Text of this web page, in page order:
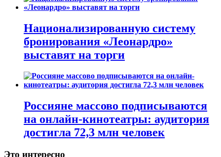
Национализированную систему
бронирования «Леонардро»
выставят на торги
Россияне массово подписываются
на онлайн-кинотеатры: аудитория
достигла 72,3 млн человек
Это интересно